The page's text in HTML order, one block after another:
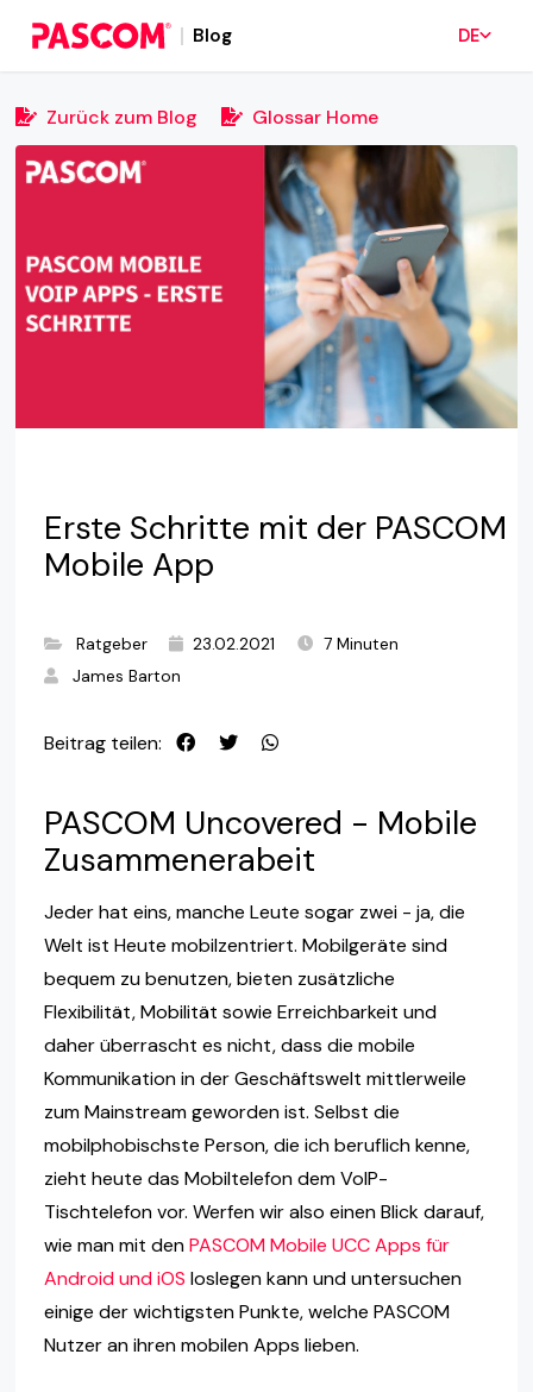
Blog DE
Zurück zum Blog Glossar Home
Erste Schritte mit der PASCOM
Mobile App
Ratgeber 23.02.2021
7 Minuten
James Barton
Beitrag teilen:
PASCOM Uncovered - Mobile
Zusammenerabeit
Jeder hat eins, manche Leute sogar zwei - ja, die
Welt ist Heute mobilzentriert. Mobilgeräte sind
bequem zu benutzen, bieten zusätzliche
Flexibilität, Mobilität sowie Erreichbarkeit und
daher überrascht es nicht, dass die mobile
Kommunikation in der Geschäftswelt mittlerweile
zum Mainstream geworden ist. Selbst die
mobilphobischste Person, die ich beruflich kenne,
zieht heute das Mobiltelefon dem VoIP-
Tischtelefon vor. Werfen wir also einen Blick darauf,
wie man mit denPASCOM Mobile UCC Apps für
Android und iOS loslegen kann und untersuchen
einige der wichtigsten Punkte, welche PASCOM
Nutzer an ihren mobilen Apps lieben.